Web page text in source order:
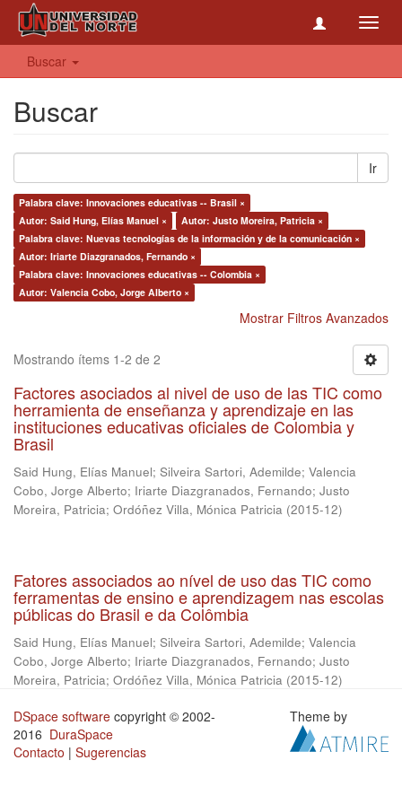
Buscar
Buscar
Ir
Palabra clave: Innovaciones educativas -- Brasil ×
Autor: Said Hung, Elías Manuel ×
Autor: Justo Moreira, Patricia ×
Palabra clave: Nuevas tecnologías de la información y de la comunicación ×
Autor: Iriarte Diazgranados, Fernando ×
Palabra clave: Innovaciones educativas -- Colombia ×
Autor: Valencia Cobo, Jorge Alberto ×
Mostrar Filtros Avanzados
Mostrando ítems 1-2 de 2
Factores asociados al nivel de uso de las TIC como
herramienta de enseñanza y aprendizaje en las
instituciones educativas oficiales de Colombia y
Brasil
Said Hung, Elías Manuel; Silveira Sartori, Ademilde; Valencia
Cobo, Jorge Alberto; Iriarte Diazgranados, Fernando; Justo
Moreira, Patricia; Ordóñez Villa, Mónica Patricia (2015-12)
Fatores associados ao nível de uso das TIC como
ferramentas de ensino e aprendizagem nas escolas
públicas do Brasil e da Colômbia
Said Hung, Elías Manuel; Silveira Sartori, Ademilde; Valencia
Cobo, Jorge Alberto; Iriarte Diazgranados, Fernando; Justo
Moreira, Patricia; Ordóñez Villa, Mónica Patricia (2015-12)
DSpace software copyright © 2002-
2016 DuraSpace
Contacto | Sugerencias
Theme by